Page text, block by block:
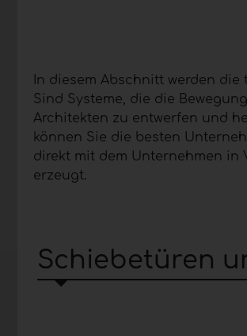
In diesem Abschnitt werden
Sind Systeme, die die
Architekten zu entwerfen und
können Sie die besten
direkt mit dem Unternehmen in
erzeugt.
Schiebetüren